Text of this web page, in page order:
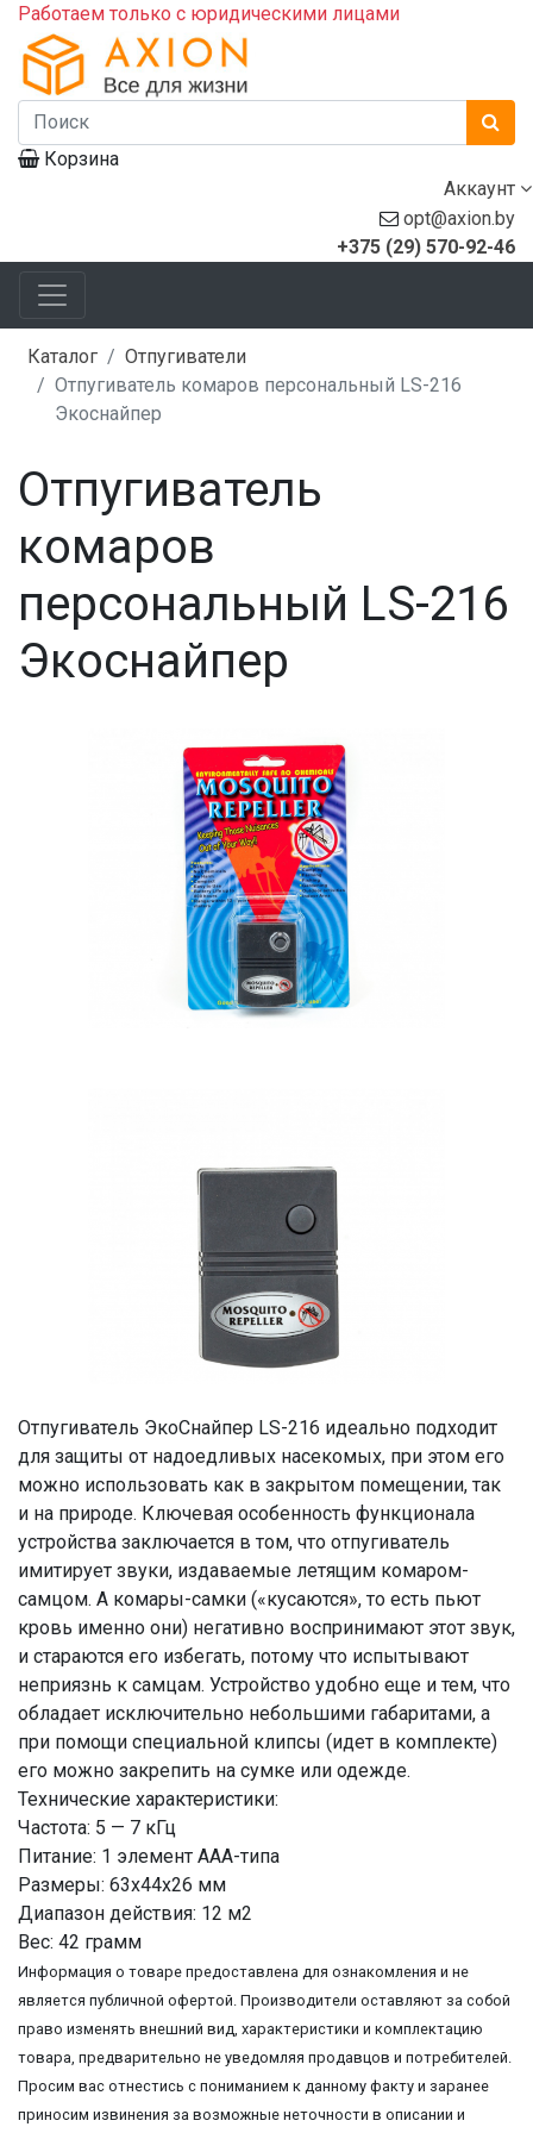
Работаем только с юридическими лицами
Корзина
Аккаунт
opt@axion.by
+375 (29) 570-92-46
Каталог
Отпугиватели
Отпугиватель комаров персональный LS-216
Экоснайпер
Отпугиватель
комаров
персональный LS-216
Экоснайпер
Отпугиватель ЭкоСнайпер LS-216 идеально подходит
для защиты от надоедливых насекомых, при этом его
можно использовать как в закрытом помещении, так
и на природе. Ключевая особенность функционала
устройства заключается в том, что отпугиватель
имитирует звуки, издаваемые летящим комаром-
самцом. А комары-самки («кусаются», то есть пьют
кровь именно они) негативно воспринимают этот звук,
и стараются его избегать, потому что испытывают
неприязнь к самцам. Устройство удобно еще и тем, что
обладает исключительно небольшими габаритами, а
при помощи специальной клипсы (идет в комплекте)
его можно закрепить на сумке или одежде.
Технические характеристики:
Частота: 5 — 7 кГц
Питание: 1 элемент ААА-типа
Размеры: 63х44х26 мм
Диапазон действия: 12 м2
Вес: 42 грамм
Информация о товаре предоставлена для ознакомления и не
является публичной офертой. Производители оставляют за собой
право изменять внешний вид, характеристики и комплектацию
товара, предварительно не уведомляя продавцов и потребителей.
Просим вас отнестись с пониманием к данному факту и заранее
приносим извинения за возможные неточности в описании и